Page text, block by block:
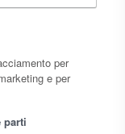
per
e per
parti